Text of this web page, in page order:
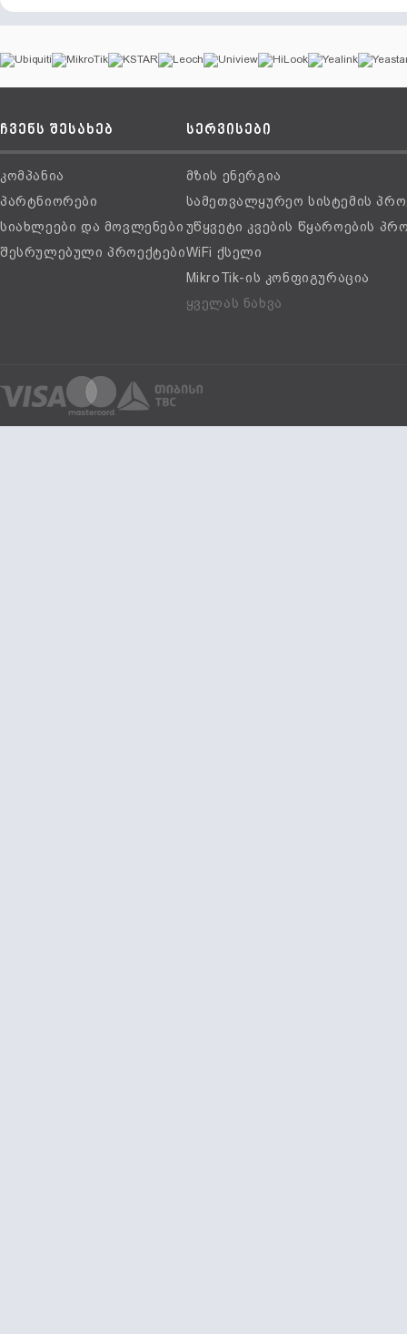
ჩვენს შესახებ
კომპანია
პარტნიორები
სიახლეები და მოვლენები
შესრულებული პროექტები
სერვისები
მზის ენერგია
სამეთვალყურეო სისტემის
უწყვეტი კვების წყაროების
WiFi ქსელი
MikroTik-ის კონფიგურაცია
ყველას ნახვა